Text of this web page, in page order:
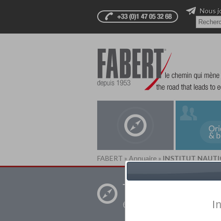
Nous
FABERT » Annuaire » INSTITUT
Trouver un
établissement